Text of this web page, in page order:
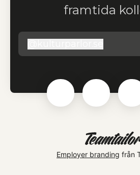
framtida
kulturparlor.se
Employer branding från